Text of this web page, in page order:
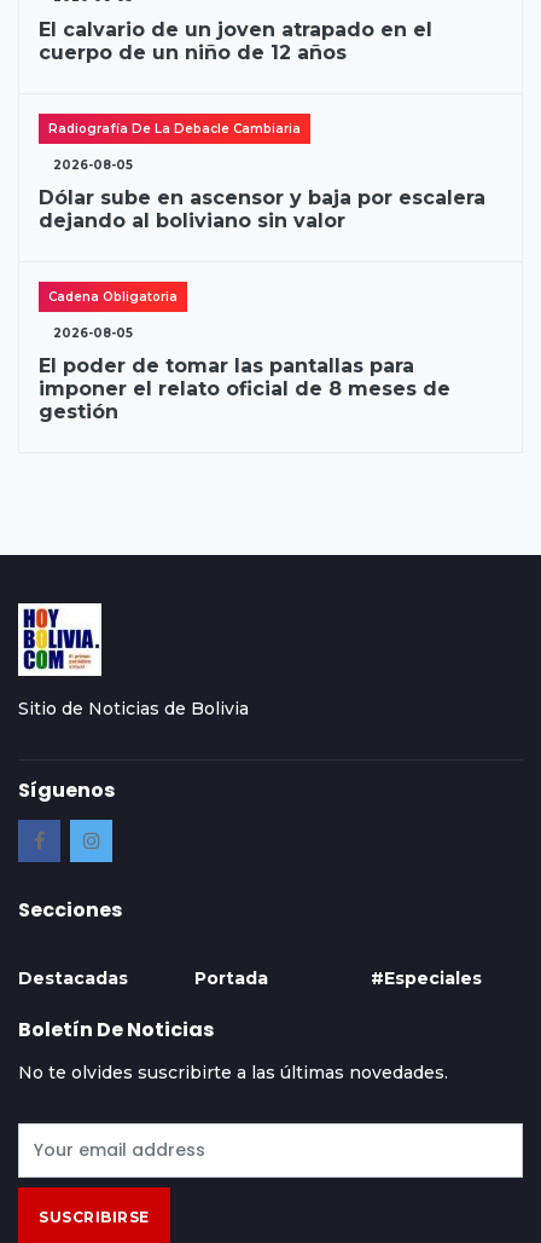
El calvario de un joven atrapado en el
cuerpo de un niño de 12 años
Radiografía De La Debacle Cambiaria
2026-08-05
Dólar sube en ascensor y baja por escalera
dejando al boliviano sin valor
Cadena Obligatoria
2026-08-05
El poder de tomar las pantallas para
imponer el relato oficial de 8 meses de
gestión
Sitio de Noticias de Bolivia
Síguenos
Secciones
Destacadas Portada #Especiales
Boletín De Noticias
No te olvides suscribirte a las últimas novedades.
SUSCRIBIRSE